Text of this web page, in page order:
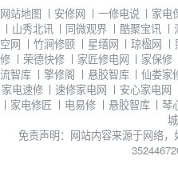
网站地图 丨 安修网 丨 一修电说 丨 家电
丨 山秀北讯 丨 同微观界 丨 酷聚宝讯 丨
空网 丨 竹涧修颐 丨 星缮网 丨琼楹网 丨
修 丨 荣德快修 丨 家匠修电网 丨 家保修
流智库 丨 擎修阁 丨 悬胶智库 丨仙娄家
家电速修 丨 速修家电网 丨 安心家电网
丨 家电修匠 丨 电易修 丨 悬胶智库 丨琴
免责声明：网站内容来源于网络，